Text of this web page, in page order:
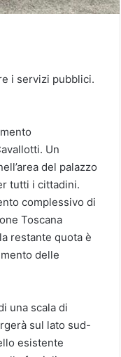
i servizi pubblici.
Un
del palazzo
tutti i cittadini.
complessivo di
Toscana
restante quota è
delle
una scala di
sul lato sud-
esistente